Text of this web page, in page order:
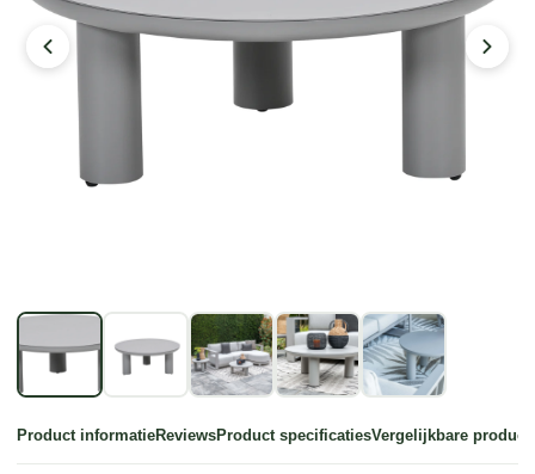
Product informatieReviewsProduct specificatiesVergelijkbare